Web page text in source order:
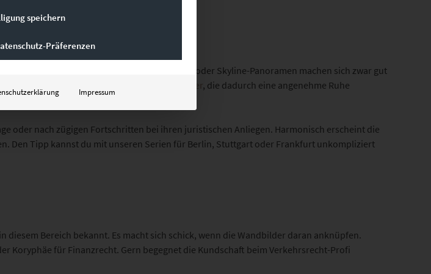
Schnappschüsse von Sehenswürdigkeiten oder Skyline-Panoramen machen sich zwar gut
Grautöne prägen unsere
Chromakey-Bilder, die dadurch eine angenehme Ruhe
schürt.
oder nach zügigen Fortschritten bei ihren juristischen Anliegen. Harmonisch erscheint die
Den Tipp kannst du mit unseren Serien für Berlin, Stuttgart oder Frankfurt unkompliziert
Bereich bekannt. Es macht sich schick, wenn die Wandbilder daran anknüpfen.
Koryphäe für Finanzrecht. Gern begegnet die Kundschaft beim Verkehrsrecht-Profi
speichern
Präferenzen
Impressum